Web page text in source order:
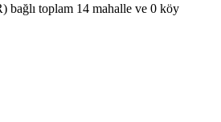
toplam 14 mahalle ve 0 köy